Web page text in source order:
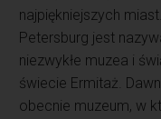
najpiękniejszych
Petersburg jest
niezwykłe muzea i
świecie Ermitaż.
obecnie muzeum, w